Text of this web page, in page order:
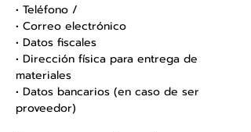
• Teléfono /
• Correo electrónico
• Datos fiscales
• Dirección física para entrega de
materiales
• Datos bancarios (en caso de ser
proveedor)